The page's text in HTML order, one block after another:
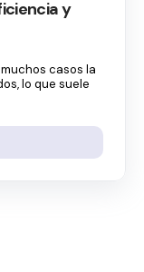
y
casos la
lo que suele